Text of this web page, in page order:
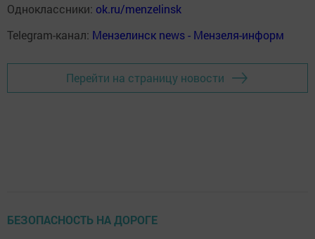
Одноклассники: ok.ru/menzelinsk
Telegram-канал: Мензелинск news - Мензеля-информ
Перейти на страницу новости
БЕЗОПАСНОСТЬ НА ДОРОГЕ